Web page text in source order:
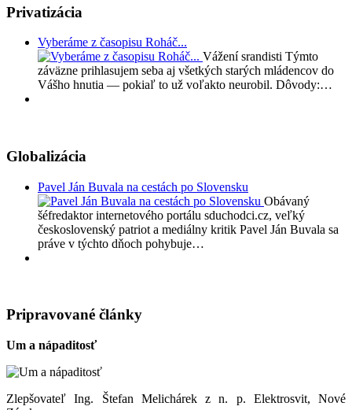
Privatizácia
Vyberáme z časopisu Roháč...
Vážení srandisti Týmto
záväzne prihlasujem seba aj všetkých starých mládencov do
Vášho hnutia — pokiaľ to už voľakto neurobil. Dôvody:…
Globalizácia
Pavel Ján Buvala na cestách po Slovensku
Obávaný
šéfredaktor internetového portálu sduchodci.cz, veľký
československý patriot a mediálny kritik Pavel Ján Buvala sa
práve v týchto dňoch pohybuje…
Pripravované články
Um a nápaditosť
Zlepšovateľ Ing. Štefan Melichárek z n. p. Elektrosvit, Nové